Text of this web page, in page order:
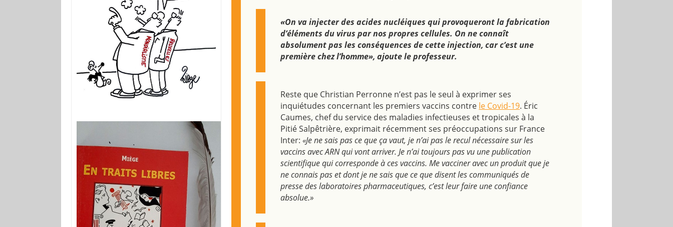
«On va injecter des acides nucléiques qui provoqueront la fabrication
d’éléments du virus par nos propres cellules. On ne connaît
absolument pas les conséquences de cette injection, car c’est une
première chez l’homme», ajoute le professeur.
Reste que Christian Perronne n’est pas le seul à exprimer ses
inquiétudes concernant les premiers vaccins contre le Covid-19. Éric
Caumes, chef du service des maladies infectieuses et tropicales à la
Pitié Salpêtrière, exprimait récemment ses préoccupations sur France
Inter: «Je ne sais pas ce que ça vaut, je n’ai pas le recul nécessaire sur les
vaccins avec ARN qui vont arriver. Je n’ai toujours pas vu une publication
scientifique qui corresponde à ces vaccins. Me vacciner avec un produit que je
ne connais pas et dont je ne sais que ce que disent les communiqués de
presse des laboratoires pharmaceutiques, c’est leur faire une confiance
absolue.»